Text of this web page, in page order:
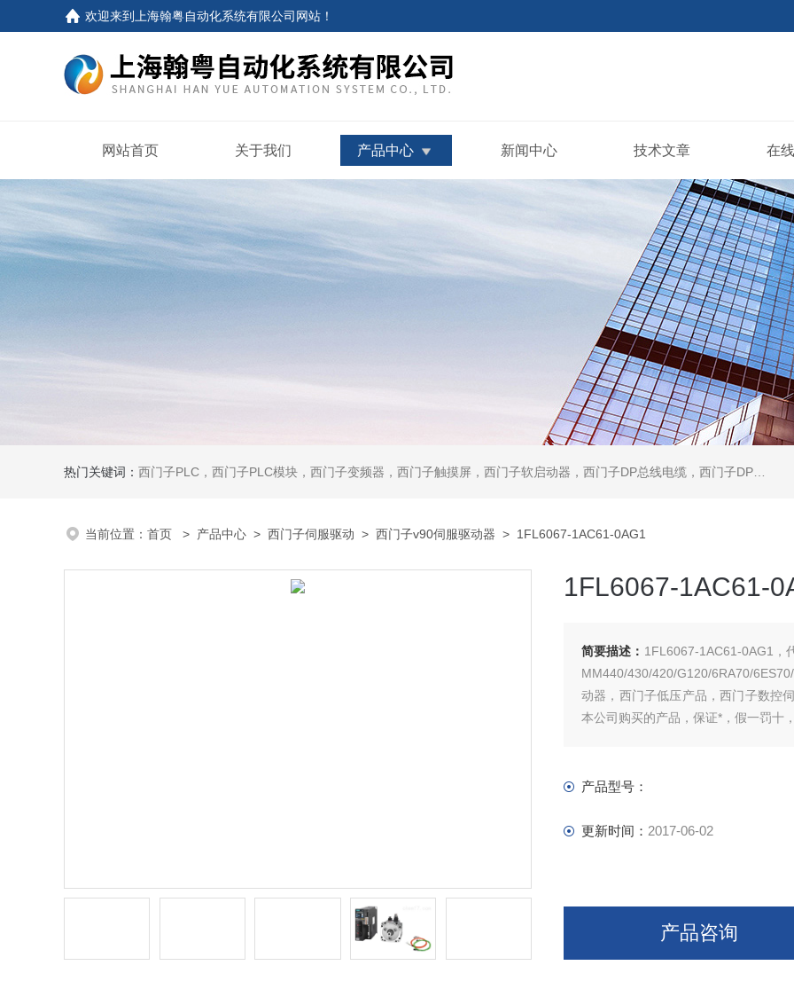
欢迎来到 上海翰粤自动化系统有限公司网站 ！
网站首页 关于我们 产品中心 新闻中心 技术文章 在
热门关键词： 西门子PLC，西门子PLC模块，西门子变频器，西门子触摸屏，西门子软启动器，西门子DP总线电缆，西门子DP总线接头，西门子CP通讯网卡，西门子数控系统及停产备件
当前位置： 首页 > 产品中心 > 西门子伺服驱动 > 西门子v90伺服驱动器 > 1FL6067-1AC61-0AG1
1FL6067-1AC61-
简要描述： 1FL6067-1AC61-0AG1，
MM440/430/420/G120/6RA70/
动器，西门子低压产品，西门子数控
本公司购买的产品，保证*，假一罚十
产品型号：
更新时间： 2017-06-02
产品咨询